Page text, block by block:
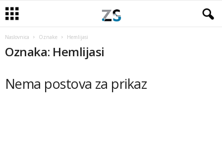
Naslovnica Oznake Hemlijasi
Oznaka: Hemlijasi
Nema postova za prikaz